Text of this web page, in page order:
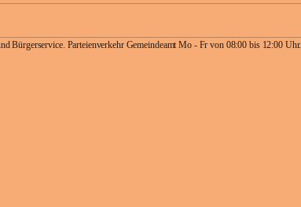
Bürgerservice. Parteienverkehr Gemeindeamt Mo - Fr von 08:00 bis 12:00 Uhr.